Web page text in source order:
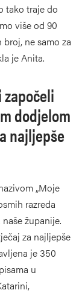
tako traje do
više od 90
ne samo za
je Anita.
dodjelom
najljepše
„Moje
razreda
županije.
za najljepše
je 350
u